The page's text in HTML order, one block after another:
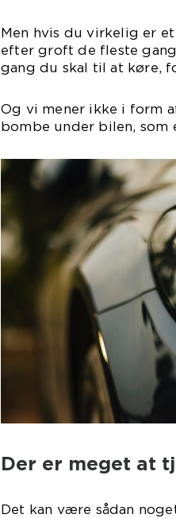
Men hvis du virkelig er
efter groft de fleste
gang du skal til at køre,
Og vi mener ikke i form
bombe under bilen, som
Der er meget at
Det kan være sådan